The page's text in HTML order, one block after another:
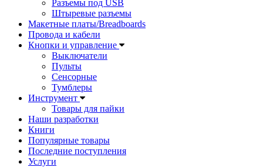
Разъемы под USB
Штыревые разъемы
Макетные платы/Breadboards
Провода и кабели
Кнопки и управление
Выключатели
Пульты
Сенсорные
Тумблеры
Инструмент
Товары для пайки
Наши разработки
Книги
Популярные товары
Последние поступления
Услуги